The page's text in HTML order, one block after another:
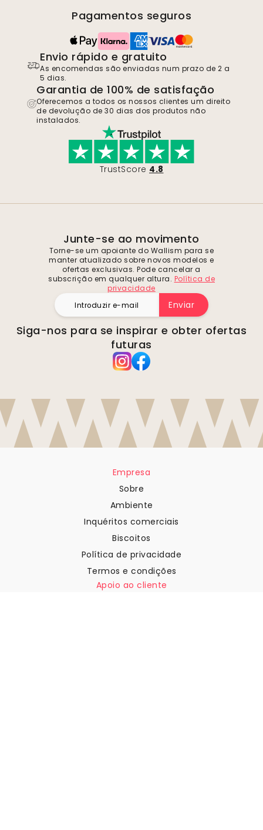
Pagamentos seguros
Envio rápido e gratuito
As encomendas são enviadas num prazo de 2 a
5 dias.
Garantia de 100% de satisfação
Oferecemos a todos os nossos clientes um direito
de devolução de 30 dias dos produtos não
instalados.
TrustScore 4.8
Junte-se ao movimento
Torne-se um apoiante do Wallism para se
manter atualizado sobre novos modelos e
ofertas exclusivas. Pode cancelar a
subscrição em qualquer altura. Política de
privacidade
Enviar
Siga-nos para se inspirar e obter ofertas
futuras
Empresa
Sobre
Ambiente
Inquéritos comerciais
Biscoitos
Política de privacidade
Termos e condições
Apoio ao cliente